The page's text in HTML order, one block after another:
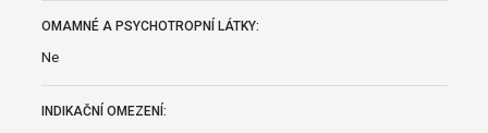
OMAMNÉ A PSYCHOTROPNÍ LÁTKY:
Ne
INDIKAČNÍ OMEZENÍ: